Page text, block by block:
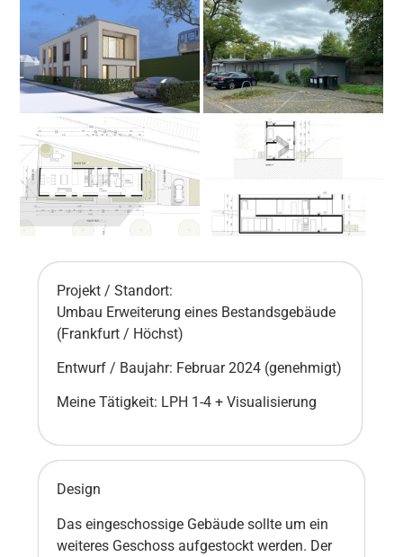
Projekt / Standort:
Umbau Erweiterung eines Bestandsgebäude
(Frankfurt / Höchst)
Entwurf / Baujahr: Februar 2024 (genehmigt)
Meine Tätigkeit: LPH 1-4 + Visualisierung
Design
Das eingeschossige Gebäude sollte um ein
weiteres Geschoss aufgestockt werden. Der